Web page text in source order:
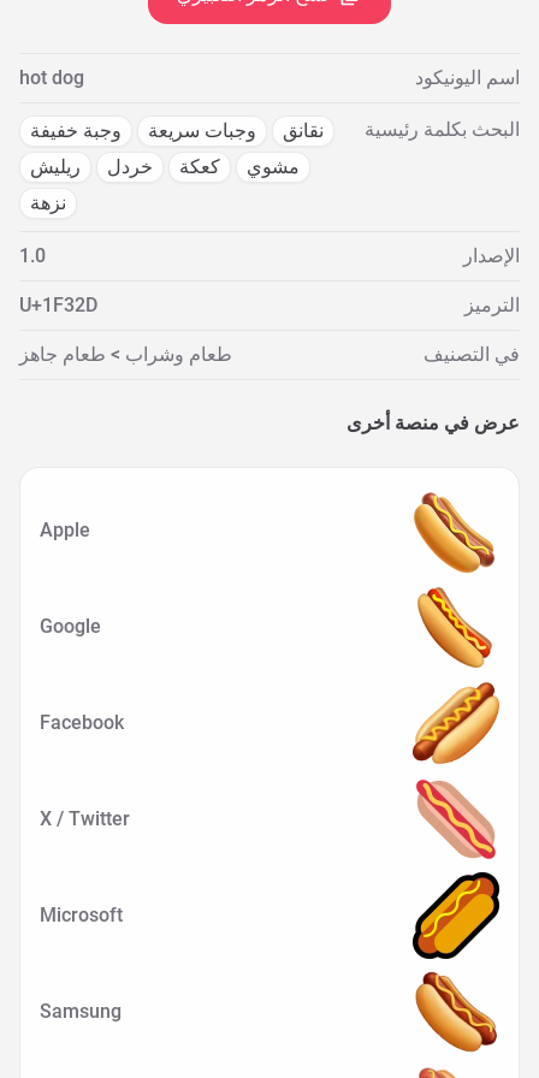
اسم اليونيكود hot dog
البحث بكلمة رئيسية نقانق وجبات سريعة
وجبة خفيفة
مشوي
كعكة خردل
ريليش
نزهة
الإصدار 1.0
الترميز U+1F32D
في التصنيف طعام وشراب > طعام جاهز
عرض في منصة أخرى
Apple
Google
Facebook
X / Twitter
Microsoft
Samsung